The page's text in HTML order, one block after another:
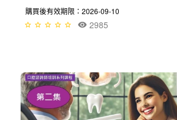
購買後有效期限：2026-09-10
2985